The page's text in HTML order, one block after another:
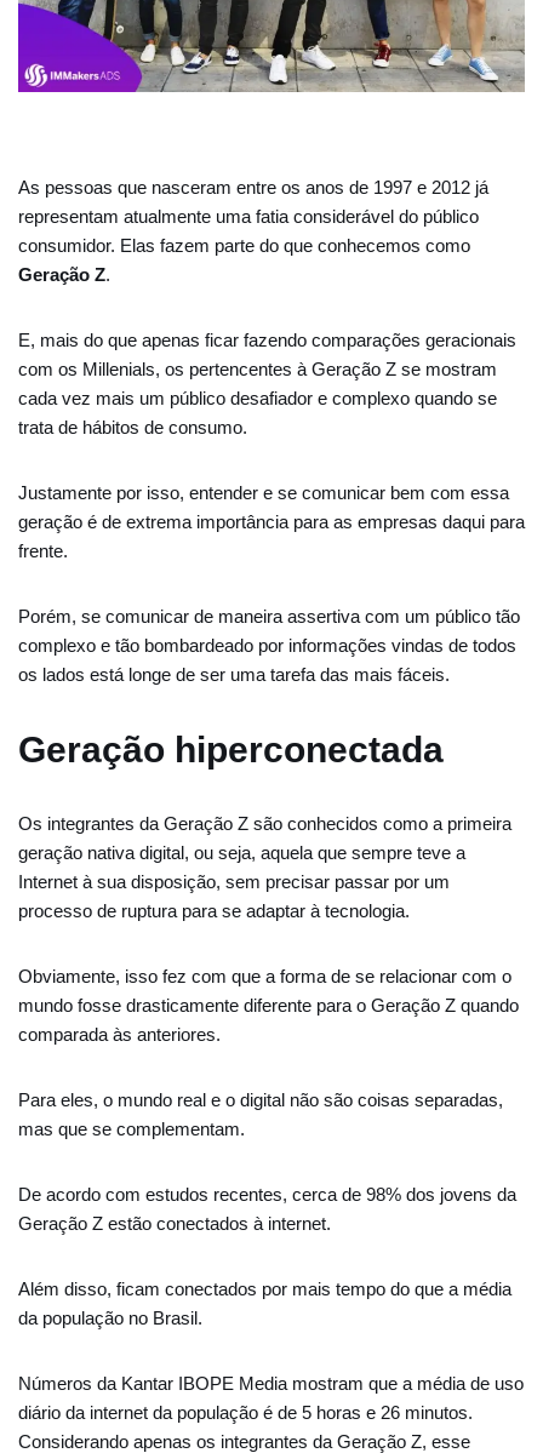
As pessoas que nasceram entre os anos de 1997 e 2012 já
representam atualmente uma fatia considerável do público
consumidor. Elas fazem parte do que conhecemos como
Geração Z.
E, mais do que apenas ficar fazendo comparações geracionais
com os Millenials, os pertencentes à Geração Z se mostram
cada vez mais um público desafiador e complexo quando se
trata de hábitos de consumo.
Justamente por isso, entender e se comunicar bem com essa
geração é de extrema importância para as empresas daqui para
frente.
Porém, se comunicar de maneira assertiva com um público tão
complexo e tão bombardeado por informações vindas de todos
os lados está longe de ser uma tarefa das mais fáceis.
Geração hiperconectada
Os integrantes da Geração Z são conhecidos como a primeira
geração nativa digital, ou seja, aquela que sempre teve a
Internet à sua disposição, sem precisar passar por um
processo de ruptura para se adaptar à tecnologia.
Obviamente, isso fez com que a forma de se relacionar com o
mundo fosse drasticamente diferente para o Geração Z quando
comparada às anteriores.
Para eles, o mundo real e o digital não são coisas separadas,
mas que se complementam.
De acordo com estudos recentes, cerca de 98% dos jovens da
Geração Z estão conectados à internet.
Além disso, ficam conectados por mais tempo do que a média
da população no Brasil.
Números da Kantar IBOPE Media mostram que a média de uso
diário da internet da população é de 5 horas e 26 minutos.
Considerando apenas os integrantes da Geração Z, esse